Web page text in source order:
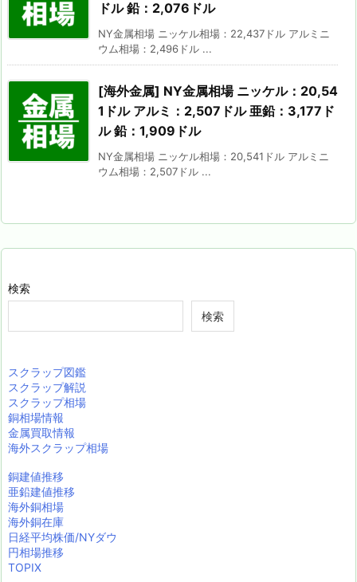
ドル 鉛：2,076ドル
NY金属相場 ニッケル相場：22,437ドル アルミニ
ウム相場：2,496ドル ...
[海外金属] NY金属相場 ニッケル：20,54
1ドル アルミ：2,507ドル 亜鉛：3,177ド
ル 鉛：1,909ドル
NY金属相場 ニッケル相場：20,541ドル アルミニ
ウム相場：2,507ドル ...
検索
検索
スクラップ図鑑
スクラップ解説
スクラップ相場
銅相場情報
金属買取情報
海外スクラップ相場
銅建値推移
亜鉛建値推移
海外銅相場
海外銅在庫
日経平均株価/NYダウ
円相場推移
TOPIX